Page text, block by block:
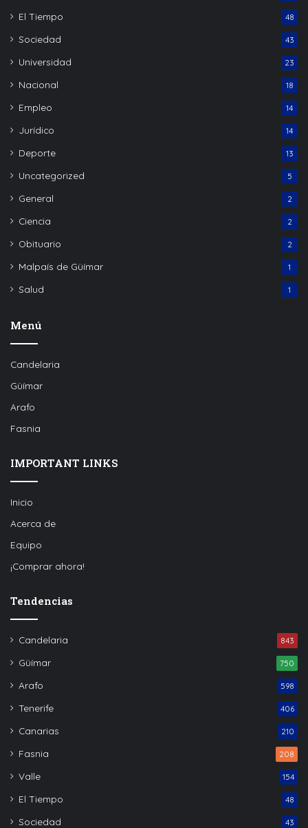
El Tiempo 48
Sociedad 43
Universidad 23
Nacional 18
Empleo 14
Jurídico 14
Deporte 13
Uncategorized 5
General 2
Ciencia 2
Obituario 2
Malpaís de Güímar 1
Salud 1
Menú
Candelaria
Güímar
Arafo
Fasnia
IMPORTANT LINKS
Inicio
Acerca de
Equipo
¡Comprar ahora!
Tendencias
Candelaria 843
Güímar 750
Arafo 598
Tenerife 406
Canarias 210
Fasnia 208
Valle 154
El Tiempo 48
Sociedad 43